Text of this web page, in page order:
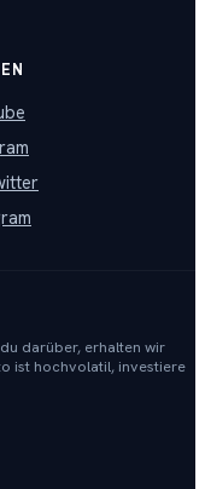
darüber, erhalten wir
ist hochvolatil, investiere